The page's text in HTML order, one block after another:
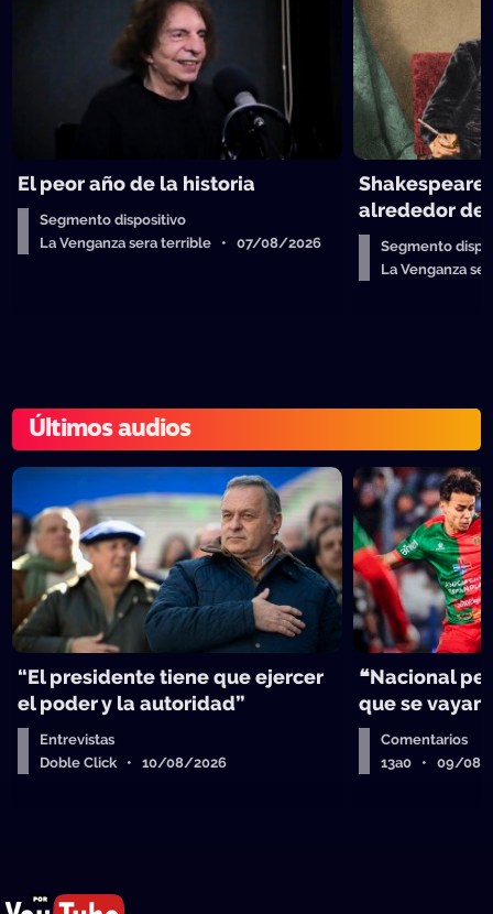
El peor año de la historia
Segmento dispositivo
La Venganza sera terrible • 07/08/2026
Shakespeare
alrededor de
Segmento
La Venganza
Últimos audios
“El presidente tiene que ejercer
el poder y la autoridad”
Entrevistas
Doble Click • 10/08/2026
❝Nacional
que se vayan
Comentarios
13a0 • 09/08/